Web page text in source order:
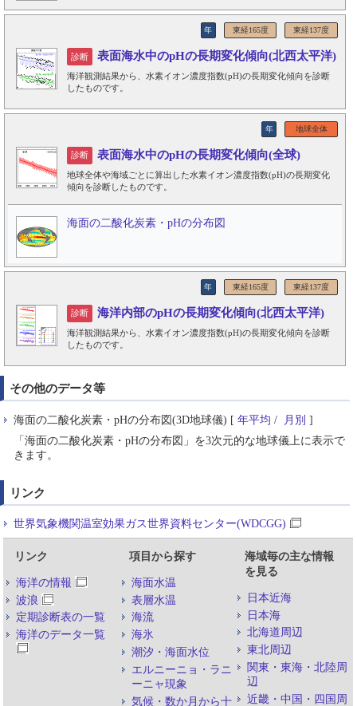
東経137度
東経165度
年
診断 表面海水中のpHの長期変化傾向(北西太平洋)
海洋観測結果から、水素イオン濃度指数(pH)の長期変化傾向を診断
したものです。
地球全体
年
診断 表面海水中のpHの長期変化傾向(全球)
地球全体や海域ごとに算出した水素イオン濃度指数(pH)の長期変化
傾向を診断したものです。
海面の二酸化炭素・pHの分布図
東経137度
東経165度
年
診断 海洋内部のpHの長期変化傾向(北西太平洋)
海洋観測結果から、水素イオン濃度指数(pH)の長期変化傾向を診断
したものです。
その他のデータ等
海面の二酸化炭素・pHの分布図(3D地球儀) [ 年平均 / 月別 ]
「海面の二酸化炭素・pHの分布図」を3次元的な地球儀上に表示で
きます。
リンク
世界気象機関温室効果ガス世界資料センター(WDCGG)
リンク
海洋の情報
波浪
定期診断表の一覧
海洋のデータ一覧
項目から探す
海面水温
表層水温
海流
海氷
潮汐・海面水位
エルニーニョ・ラニ
ーニャ現象
気候・数か月から十
海域毎の主な情報
を見る
日本近海
日本海
北海道周辺
東北周辺
関東・東海・北陸周
辺
近畿・中国・四国周